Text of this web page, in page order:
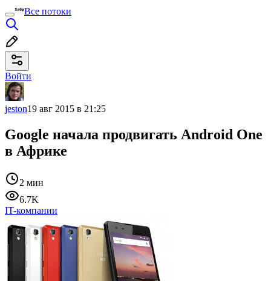
Все потоки
Войти
jeston19 авг 2015 в 21:25
Google начала продвигать Android One
в Африке
2 мин
6.7K
IT-компании